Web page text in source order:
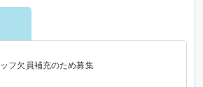
フ欠員補充のため募集